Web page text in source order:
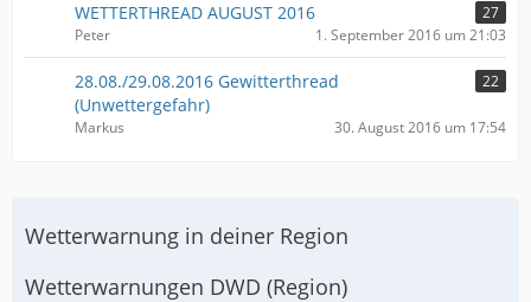
WETTERTHREAD AUGUST 2016
27
Peter
1. September 2016 um 21:03
28.08./29.08.2016 Gewitterthread
(Unwettergefahr)
22
Markus 30. August 2016 um 17:54
Wetterwarnung in deiner Region
Wetterwarnungen DWD (Region)